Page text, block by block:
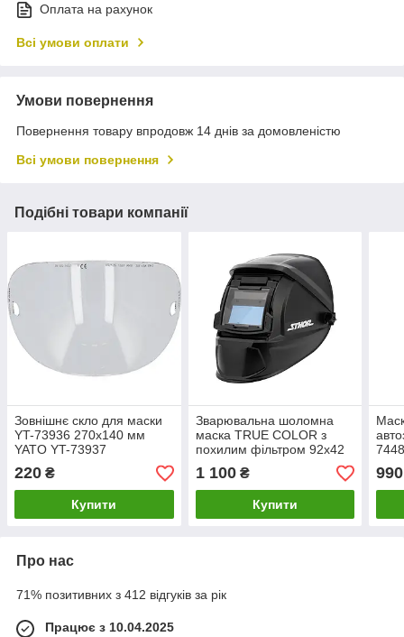
Оплата на рахунок
Всі умови оплати
Умови повернення
Повернення товару впродовж 14 днів за домовленістю
Всі умови повернення
Подібні товари компанії
Зовнішнє скло для маски
YT-73936 270х140 мм
YATO YT-73937
220 ₴
Купити
Зварювальна шоломна
маска TRUE COLOR з
похилим фільтром 92x42
мм Sthor 74487
1 100₴
Купити
990
Про нас
71% позитивних з 412 відгуків за рік
Працює з 10.04.2025